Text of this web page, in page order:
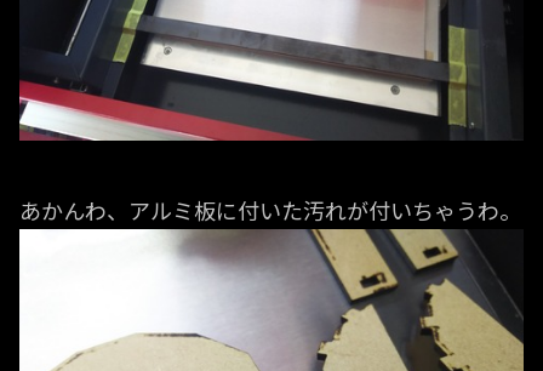
あかんわ、アルミ板に付いた汚れが付いちゃうわ。